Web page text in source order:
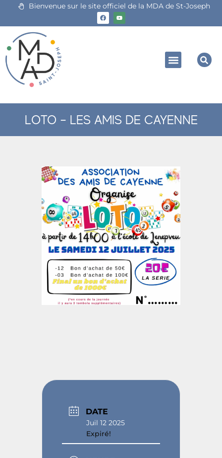
Bienvenue sur le site officiel de la MDA de St-Joseph
LOTO – LES AMIS DE CAYENNE
DATE
Juil 12 2025
Expiré!